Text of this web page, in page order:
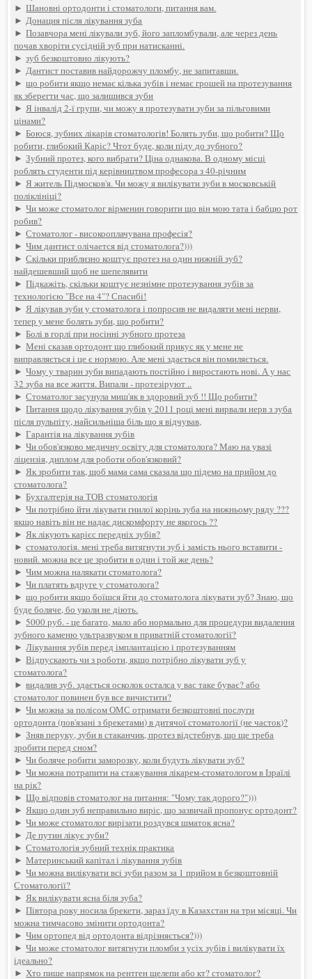
►Шановні ортодонти і стоматологи, питання вам.
►Донация після лікування зуба
►Позавчора мені лікували зуб, його запломбували, але через день
почав хворіти сусідній зуб при натисканні.
►зуб безкоштовно лікують?
►Дантист поставив найдорожчу пломбу, не запитавши.
►що робити якщо немає кілька зубів і немає грошей на протезування
як зберегти час, що залишився зуби
►Я інвалід 2-ї групи, чи можу я протезувати зуби за пільговими
цінами?
►Боюся, зубних лікарів стоматологів! Болять зуби, що робити? Що
робити, глибокий Каріс? Чтот буде, коли піду до зубного?
►Зубний протез, кого вибрати? Ціна однакова. В одному місці
роблять студенти під керівництвом професора з 40-річним
►Я житель Підмосков'я. Чи можу я вилікувати зуби в московській
поліклініці?
►Чи може стоматолог вірменин говорити що він мою тата і бабцю рот
робив?
►Стоматолог - високооплачувана професія?
►Чим дантист олічается від стоматолога?)))
►Скільки приблизно коштує протез на один нижній зуб?
найдешевший щоб не шепелявити
►Підкажіть, скільки коштує незнімне протезування зубів за
технологією "Все на 4"? Спасибі!
►Я лікував зуби у стоматолога і попросив не видаляти мені нерви,
тепер у мене болять зуби, що робити?
►Болі в горлі при носінні зубного протеза
►Мені сказав ортодонт що глибокий прикус як у мене не
виправляється і це є нормою. Але мені здається він помиляється.
►Чому у тварин зуби випадають постійно і виростають нові. А у нас
32 зуба на все життя. Випали - протезіруют ..
►Стоматолог засунула миш'як в здоровий зуб !! Що робити?
►Питання щодо лікування зубів у 2011 році мені вирвали нерв з зуба
після пульпіту, найсильніша біль що я відчував,
►Гарантія на лікування зубів
►Чи обов'язково медичну освіту для стоматолога? Маю на увазі
ліцензія, диплом для роботи обов'язковий?
►Як зробити так, щоб мама сама сказала що підемо на прийом до
стоматолога?
►Бухгалтерія на ТОВ стоматологія
►Чи потрібно йти лікувати гнилої корінь зуба на нижньому ряду ???
якщо навіть він не надає дискомфорту не якогось ??
►Як лікують карієс передніх зубів?
►стоматологія. мені треба витягнути зуб і замість нього вставити -
новий. можна все це зробити в один і той же день?
►Чим можна налякати стоматолога?
►Чи платять вдруге у стоматолога?
►що робити якщо боїшся йти до стоматолога лікувати зуб? Знаю, що
буде боляче, бо уколи не діють.
►5000 руб. - це багато, мало або нормально для процедури видалення
зубного каменю ультразвуком в приватній стоматології?
►Лікування зубів перед імплантацією і протезуванням
►Відпускають чи з роботи, якщо потрібно лікувати зуб у
стоматолога?
►видалив зуб. здається осколок осталса у вас таке буває? або
стоматолог повинен був все вичистити?
►Чи можна за полісом ОМС отримати безкоштовні послуги
ортодонта (пов'язані з брекетами) в дитячої стоматології (не часток)?
►Зняв перуку, зуби в стаканчик, протез відстебнув, що ще треба
зробити перед сном?
►Чи боляче робити заморозку, коли будуть лікувати зуб?
►Чи можна потрапити на стажування лікарем-стоматологом в Ізраїлі
на рік?
►Що відповів стоматолог на питання: "Чому так дорого?")))
►Якщо один зуб неправильно виріс, що зазвичай пропонує ортодонт?
►Чи може стоматолог вирізати роздувся шматок ясна?
►Де путин лікує зуби?
►Стоматологія зубний технік практика
►Материнський капітал і лікування зубів
►Чи можна вилікувати всі зуби разом за 1 прийом в безкоштовній
Стоматології?
►Як вилікувати ясна біля зуба?
►Півтора року носила брекети, зараз їду в Казахстан на три місяці. Чи
можна тимчасово змінити ортодонта?
►Чим ортопед від ортодонта відрізняється?)))
►Чи може стоматолог витягнути пломби з усіх зубів і вилікувати їх
ідеально?
►Хто пише напрямок на рентген щелепи або кт? стоматолог?